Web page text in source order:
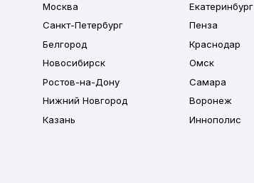
Москва
Санкт-Петербург
Белгород
Новосибирск
Ростов-на-Дону
Нижний Новгород
Казань
Екатеринбург
Пенза
Краснодар
Омск
Самара
Воронеж
Иннополис